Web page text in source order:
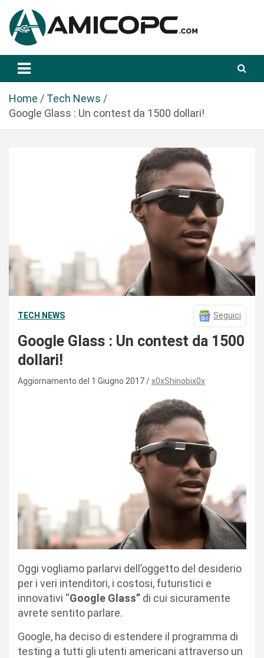
a
Amicopc.com
Home
Tech News
Google Glass : Un contest da 1500 dollari!
TECH NEWS Seguici
Google Glass : Un contest da 1500
dollari!
Aggiornamento del 1 Giugno 2017 x0xShinobix0x
Oggi vogliamo parlarvi dell’oggetto del desiderio
per i veri intenditori, i costosi, futuristici e
innovativi “Google Glass” di cui sicuramente
avrete sentito parlare.
Google, ha deciso di estendere il programma di
testing a tutti gli utenti americani attraverso un